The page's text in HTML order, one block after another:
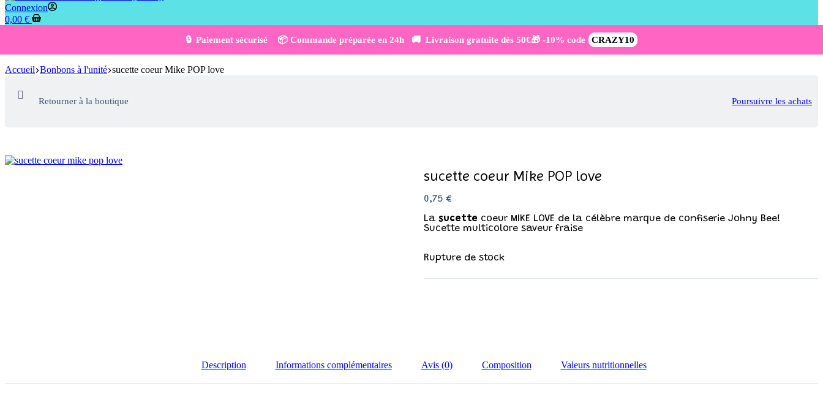
Connexion
0,00 €
🔒 Paiement sécurisé 📦 Commande préparée en 24h 🚚 Livraison gratuite dès 50€🎁 -10% code CRAZY10
Accueil Bonbons à l'unité sucette coeur Mike POP love
Poursuivre les achats
Retourner à la boutique
sucette coeur Mike POP love
0,75 €
La sucette coeur MIKE LOVE de la célèbre marque de confiserie Johny Bee!
Sucette multicolore saveur fraise
Rupture de stock
Description Informations complémentaires Avis (0) Composition Valeurs nutritionnelles